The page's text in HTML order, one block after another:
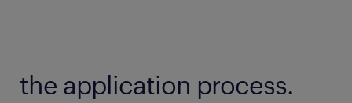
就業時間
the application process.